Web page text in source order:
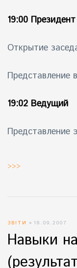
19:00 Президент
Открытие
Представление
19:02 Ведущий
Представление
>>>
ЗВІТИ 18.09.2007
Навыки